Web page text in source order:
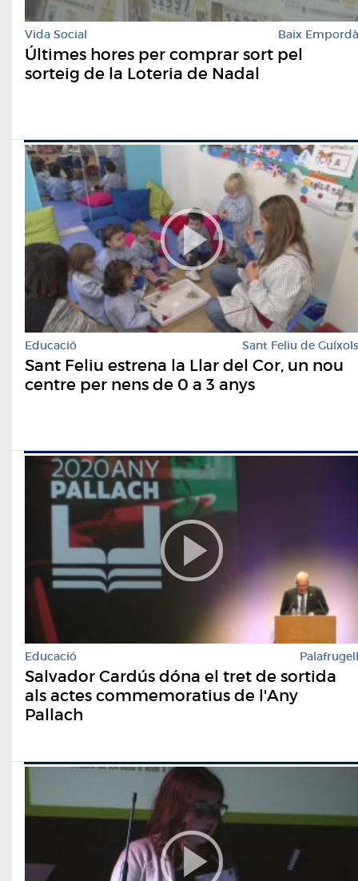
Vida Social Baix Empordà
Últimes hores per comprar sort pel
sorteig de la Loteria de Nadal
Educació Sant Feliu de Guíxols
Sant Feliu estrena la Llar del Cor, un nou
centre per nens de 0 a 3 anys
Educació Palafrugell
Salvador Cardús dóna el tret de sortida
als actes commemoratius de l'Any
Pallach